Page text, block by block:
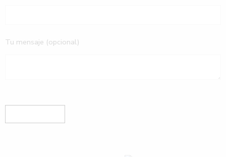
Tu mensaje (opcional)